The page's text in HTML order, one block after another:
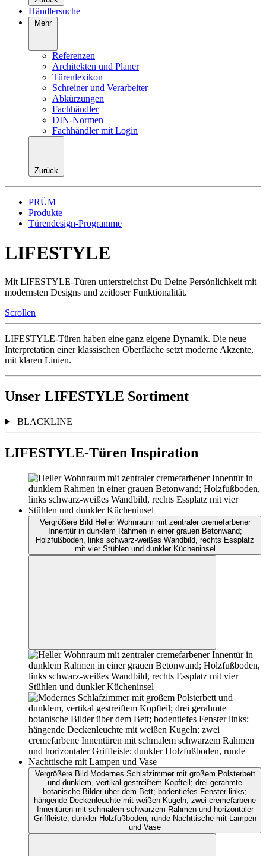
Händlersuche
Mehr
Referenzen
Architekten und Planer
Türenlexikon
Schreiner und Verarbeiter
Abkürzungen
Fachhändler
DIN-Normen
Fachhändler mit Login
Zurück
PRÜM
Produkte
Türendesign-Programme
LIFESTYLE
Mit LIFESTYLE-Türen unterstreichst Du Deine Persönlichkeit mit
modernsten Designs und zeitloser Funktionalität.
Scrollen
LIFESTYLE-Türen haben eine ganz eigene Dynamik. Die neue
Interpretation einer klassischen Oberfläche setzt moderne Akzente,
mit klaren Linien.
Unser LIFESTYLE Sortiment
BLACKLINE
LIFESTYLE-Türen Inspiration
Vergrößere Bild Heller Wohnraum mit zentraler cremefarbener
Innentür in dunklem Rahmen in einer grauen Betonwand;
Holzfußboden, links schwarz-weißes Wandbild, rechts Essplatz
mit vier Stühlen und dunkler Kücheninsel
Vergrößere Bild Modernes Schlafzimmer mit großem Polsterbett
und dunklem, vertikal gestreiftem Kopfteil; drei gerahmte
botanische Bilder über dem Bett; bodentiefes Fenster links;
hängende Deckenleuchte mit weißen Kugeln; zwei cremefarbene
Innentüren mit schmalem schwarzem Rahmen und horizontaler
Griffleiste; dunkler Holzfußboden, runde Nachttische mit Lampen
und Vase